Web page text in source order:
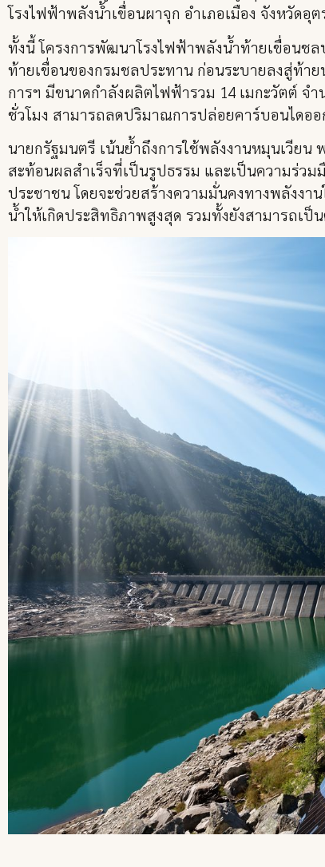
โรงไฟฟ้าพลังน้ำเขื่อนผาจุก อำเภอเมือง จังหวัด
ทั้งนี้ โครงการพัฒนาโรงไฟฟ้าพลังน้ำท้ายเขื่อนช
ท้ายเขื่อนของกรมชลประทาน ก่อนระบายลงสู่ท้าย
การฯ มีขนาดกำลังผลิตไฟฟ้ารวม 14 เมกะวัตต์ จ
ชั่วโมง สามารถลดปริมาณการปล่อยคาร์บอนไดอ
นายกรัฐมนตรี เน้นย้ำถึงการใช้พลังงานหมุนเวียน
สะท้อนผลสำเร็จที่เป็นรูปธรรม และเป็นความร่ว
ประชาชน โดยจะช่วยสร้างความมั่นคงทางพลังง
น้ำให้เกิดประสิทธิภาพสูงสุด รวมทั้งยังสามารถเ